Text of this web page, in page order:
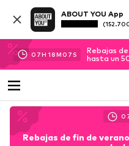
ABOUT YOU App
07H 18M 05 S
Rebajas
hasta un
Rebajas de fin de